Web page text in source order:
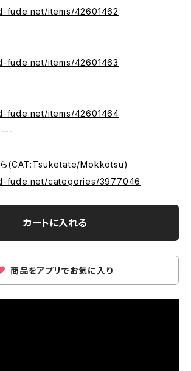
fude.net/items/42601462
fude.net/items/42601463
fude.net/items/42601464
ら(CAT:Tsuketate/Mokkotsu)
fude.net/categories/3977046
カートに入れる
商品をアプリでお気に入り